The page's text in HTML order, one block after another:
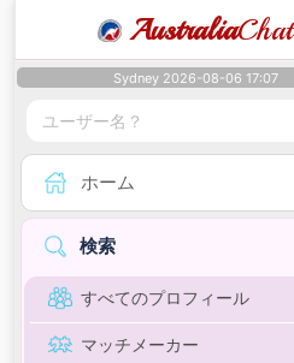
AustraliaChat
Sydney 2026-08-06 17:07
ホーム
検索
すべてのプロフィール
マッチメーカー